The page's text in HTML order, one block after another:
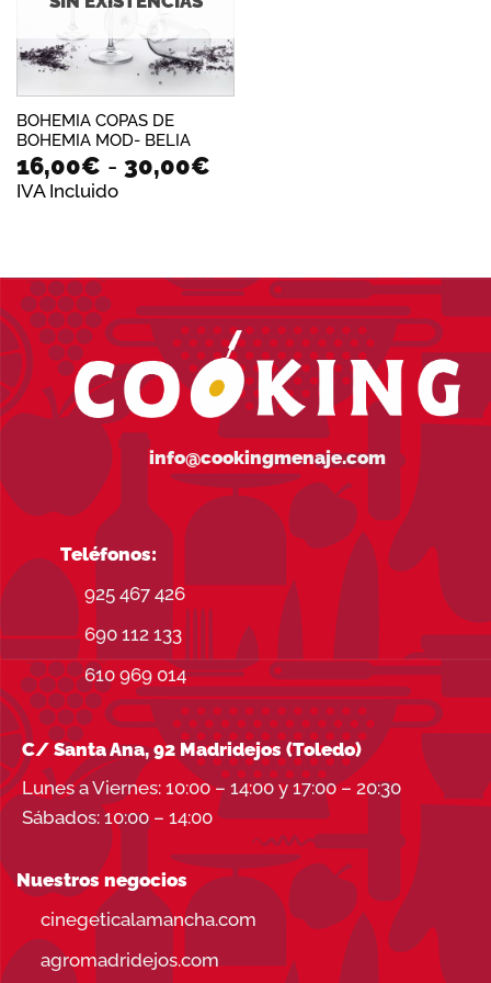
BOHEMIA COPAS DE
BOHEMIA MOD- BELIA
16,00€ - 30,00€Rango
hasta
30,00€
IVA Incluido
info@cookingmenaje.com
Teléfonos:
925 467 426
690 112 133
610 969 014
C/ Santa Ana, 92 Madridejos (Toledo)
Lunes a Viernes: 10:00 – 14:00 y 17:00 – 20:30
Sábados: 10:00 – 14:00
Nuestros negocios
cinegeticalamancha.com
agromadridejos.com